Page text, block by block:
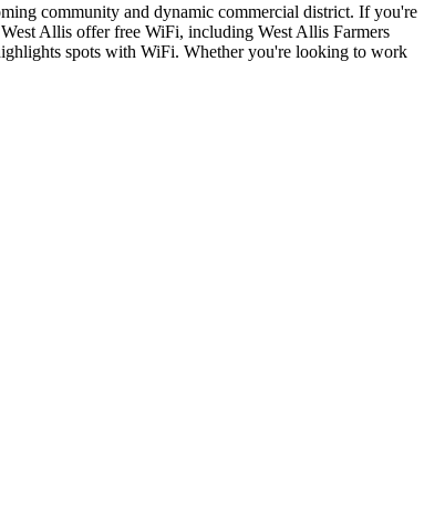
community and dynamic commercial district. If you're
Allis offer free WiFi, including West Allis Farmers
spots with WiFi. Whether you're looking to work